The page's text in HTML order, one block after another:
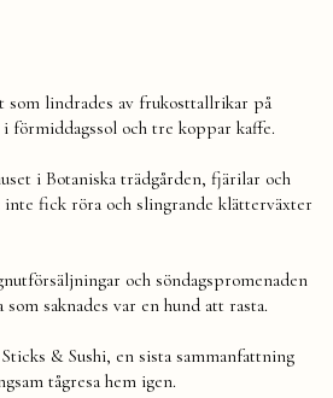
lindrades av frukosttallrikar på
förmiddagssol och tre koppar kaffe.
i Botaniska trädgården, fjärilar och
inte fick röra och slingrande klätterväxter
och söndagspromenaden
saknades var en hund att rasta.
& Sushi, en sista sammanfattning
tågresa hem igen.